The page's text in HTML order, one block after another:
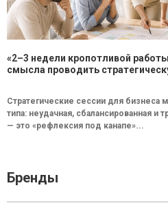
«2–3 недели кропотливой
смысла проводить
Стратегические сессии для бизнеса
типа: неудачная, сбалансированная и
— это «рефлексия под канапе»...
Бренды